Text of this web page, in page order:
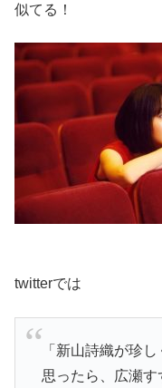
似てる！
twitterでは
「新山詩織が珍
思ったら、広瀬